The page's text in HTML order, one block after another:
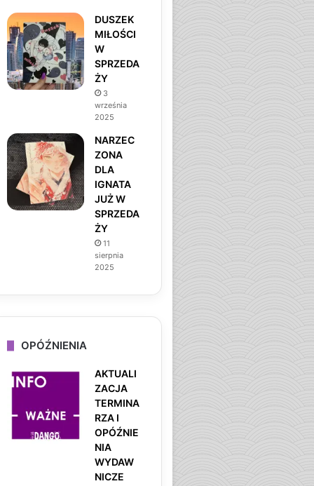
DUSZEK
MIŁOŚCI
W
SPRZEDA
ŻY
3
września
2025
NARZEC
ZONA
DLA
IGNATA
JUŻ W
SPRZEDA
ŻY
11
sierpnia
2025
OPÓŹNIENIA
AKTUALI
ZACJA
TERMINA
RZA I
OPÓŹNIE
NIA
WYDAW
NICZE